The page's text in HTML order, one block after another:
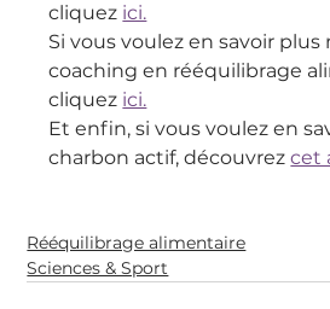
cliquez ici.
Si vous voulez en savoir plus
coaching en rééquilibrage
cliquez ici.
Et enfin, si vous voulez en
charbon actif, découvrez cet
Rééquilibrage alimentaire
Sciences & Sport